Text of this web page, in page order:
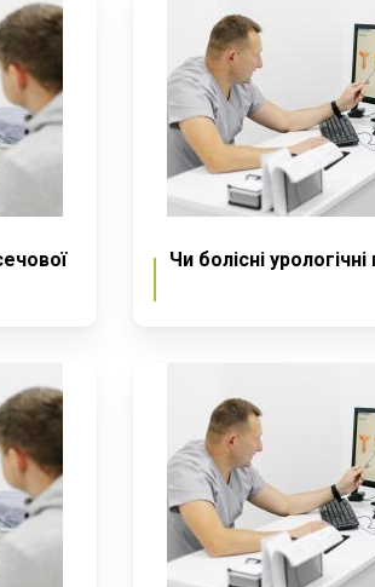
Чи болісні